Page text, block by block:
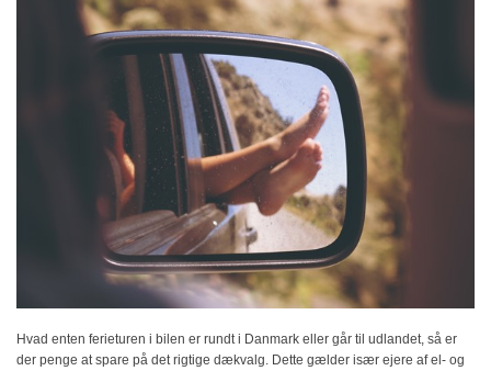
Hvad enten ferieturen i bilen er rundt i Danmark eller går til udlandet, så er
der penge at spare på det rigtige dækvalg. Dette gælder især ejere af el- og